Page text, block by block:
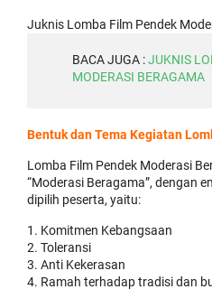
Juknis Lomba Film Pendek
BACA JUGA :JUKNIS
MODERASI BERAGAMA
Bentuk dan Tema Kegiatan
Lomba Film Pendek Moderasi
“Moderasi Beragama”, dengan
dipilih peserta, yaitu:
Komitmen Kebangsaan
Toleransi
Anti Kekerasan
Ramah terhadap tradisi dan